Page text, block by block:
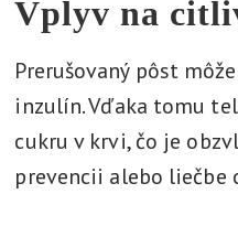
Vplyv na
Prerušovaný pôst
inzulín. Vďaka tomu
cukru v krvi, čo je
prevencii alebo liečbe